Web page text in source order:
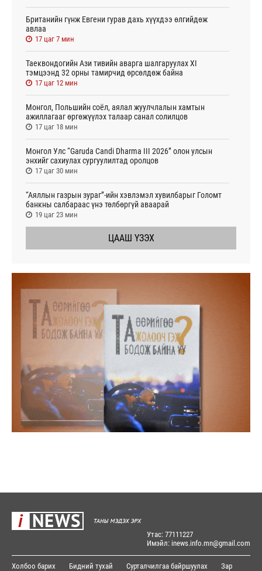
Британийн гүнж Евгени гурав дахь хүүхдээ өлгийдөж
авлаа
17 цаг 7 мин
Таеквондогийн Ази тивийн аварга шалгаруулах XI
тэмцээнд 32 орны тамирчид өрсөлдөж байна
17 цаг 12 мин
Монгол, Польшийн соёл, аялал жуулчлалын хамтын
ажиллагааг өргөжүүлэх талаар санал солилцов
17 цаг 18 мин
Монгол Улс “Garuda Candi Dharma III 2026” олон улсын
энхийг сахиулах сургуулилтад оролцов
17 цаг 30 мин
“Аяллын газрын зураг”-ийн хэвлэмэл хувилбарыг Голомт
банкны салбараас үнэ төлбөргүй аваарай
19 цаг 23 мин
ЦААШ ҮЗЭХ
Утас: 77111227
Имэйл: inews.info.mn@gmail.com
Холбоо барих Бидний тухай Сурталчилгаа байршуулах
Зар